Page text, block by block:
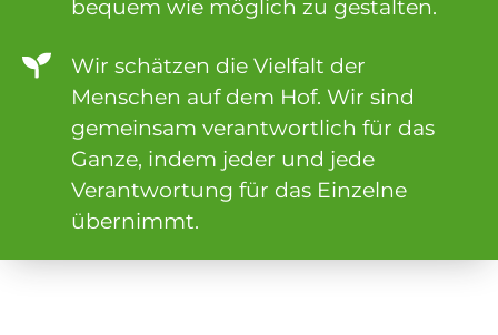
bequem wie möglich zu gestalten.
Wir schätzen die Vielfalt der
Menschen auf dem Hof. Wir sind
gemeinsam verantwortlich für das
Ganze, indem jeder und jede
Verantwortung für das Einzelne
übernimmt.